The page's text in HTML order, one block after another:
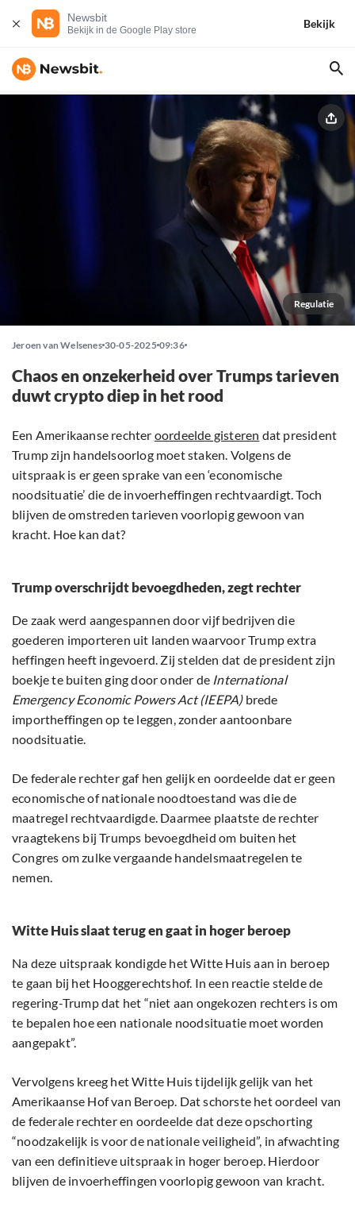
Newsbit
Bekijk in de Google Play store
Bekijk
Regulatie
Jeroen van Welsenes 30-05-2025 09:36
Chaos en onzekerheid over Trumps tarieven
duwt crypto diep in het rood
Een Amerikaanse rechter oordeelde gisteren dat president
Trump zijn handelsoorlog moet staken. Volgens de
uitspraak is er geen sprake van een ‘economische
noodsituatie’ die de invoerheffingen rechtvaardigt. Toch
blijven de omstreden tarieven voorlopig gewoon van
kracht. Hoe kan dat?
Trump overschrijdt bevoegdheden, zegt rechter
De zaak werd aangespannen door vijf bedrijven die
goederen importeren uit landen waarvoor Trump extra
heffingen heeft ingevoerd. Zij stelden dat de president zijn
boekje te buiten ging door onder de International
Emergency Economic Powers Act (IEEPA)brede
importheffingen op te leggen, zonder aantoonbare
noodsituatie.
De federale rechter gaf hen gelijk en oordeelde dat er geen
economische of nationale noodtoestand was die de
maatregel rechtvaardigde. Daarmee plaatste de rechter
vraagtekens bij Trumps bevoegdheid om buiten het
Congres om zulke vergaande handelsmaatregelen te
nemen.
Witte Huis slaat terug en gaat in hoger beroep
Na deze uitspraak kondigde het Witte Huis aan in beroep
te gaan bij het Hooggerechtshof. In een reactie stelde de
regering-Trump dat het “niet aan ongekozen rechters is om
te bepalen hoe een nationale noodsituatie moet worden
aangepakt”.
Vervolgens kreeg het Witte Huis tijdelijk gelijk van het
Amerikaanse Hof van Beroep. Dat schorste het oordeel van
de federale rechter en oordeelde dat deze opschorting
“noodzakelijk is voor de nationale veiligheid”, in afwachting
van een definitieve uitspraak in hoger beroep. Hierdoor
blijven de invoerheffingen voorlopig gewoon van kracht.